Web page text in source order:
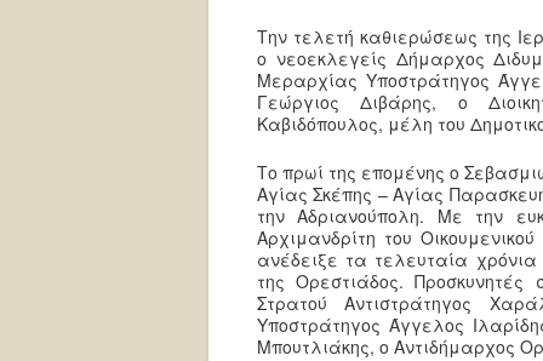
Την τελετή καθιερώσεως της
ο νεοεκλεγείς Δήμαρχος
Μεραρχίας Υποστράτηγος
Γεώργιος Διβάρης, ο
Καβιδόπουλος, μέλη του
Το πρωί της επομένης ο
Αγίας Σκέπης – Αγίας
την Αδριανούπολη. Με την
Αρχιμανδρίτη του
ανέδειξε τα τελευταία
της Ορεστιάδος.
Στρατού Αντιστράτηγος
Υποστράτηγος Άγγελος
Μπουτλιάκης, ο Αντιδήμαρχος